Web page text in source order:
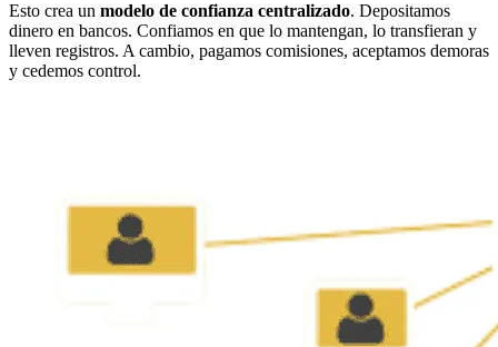
Esto crea un modelo de confianza centralizado. Depositamos
dinero en bancos. Confiamos en que lo mantengan, lo transfieran y
lleven registros. A cambio, pagamos comisiones, aceptamos demoras
y cedemos control.